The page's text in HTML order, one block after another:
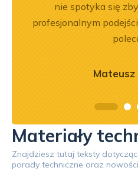
nie spotyka się
profesjonalnym
Materiały
Znajdziesz tutaj teksty
porady techniczne oraz